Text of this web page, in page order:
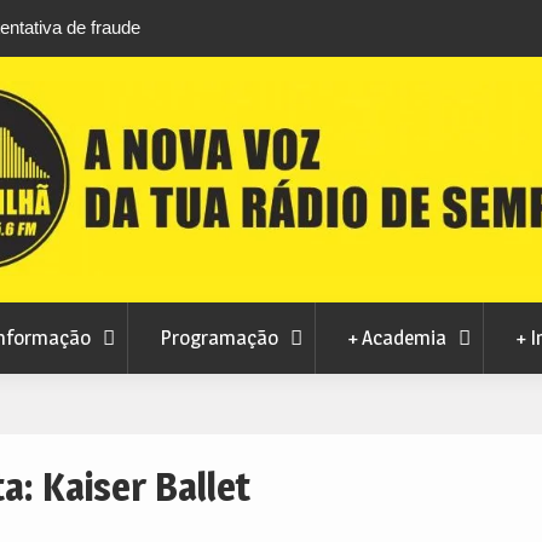
anima noites de agosto na Piscina
contrato de concessão
Programação + Academia +
Kaiser Ballet